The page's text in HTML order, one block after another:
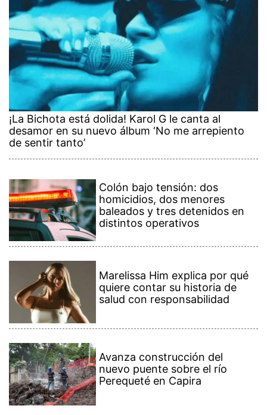
¡La Bichota está dolida! Karol G le canta al
desamor en su nuevo álbum ‘No me arrepiento
de sentir tanto’
Colón bajo tensión: dos
homicidios, dos menores
baleados y tres detenidos en
distintos operativos
Marelissa Him explica por qué
quiere contar su historia de
salud con responsabilidad
Avanza construcción del
nuevo puente sobre el río
Perequeté en Capira